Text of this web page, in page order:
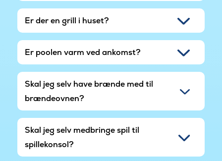
Er der en grill i huset?
Er poolen varm ved ankomst?
Skal jeg selv have brænde med til
brændeovnen?
Skal jeg selv medbringe spil til
spillekonsol?